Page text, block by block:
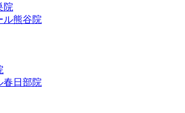
院
ル熊谷院
春日部院